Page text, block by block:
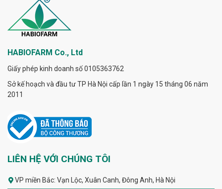
HABIOFARM Co., Ltd
Giấy phép kinh doanh số 0105363762
Sở kế hoạch và đầu tư TP Hà Nội cấp lần 1 ngày 15 tháng 06 năm
2011
LIÊN HỆ VỚI CHÚNG TÔI
VP miền Bắc: Vạn Lộc, Xuân Canh, Đông Anh, Hà Nội